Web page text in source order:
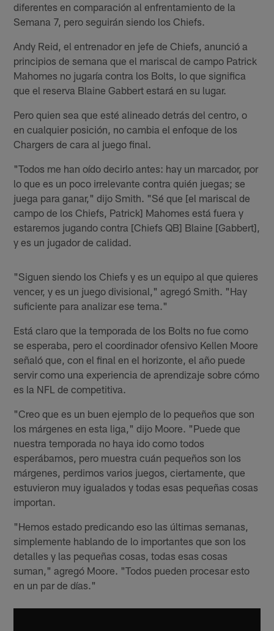
diferentes en comparación al enfrentamiento de la
Semana 7, pero seguirán siendo los Chiefs.
Andy Reid, el entrenador en jefe de Chiefs, anunció a
principios de semana que el mariscal de campo Patrick
Mahomes no jugaría contra los Bolts, lo que significa
que el reserva Blaine Gabbert estará en su lugar.
Pero quien sea que esté alineado detrás del centro, o
en cualquier posición, no cambia el enfoque de los
Chargers de cara al juego final.
"Todos me han oído decirlo antes: hay un marcador, por
lo que es un poco irrelevante contra quién juegas; se
juega para ganar," dijo Smith. "Sé que [el mariscal de
campo de los Chiefs, Patrick] Mahomes está fuera y
estaremos jugando contra [Chiefs QB] Blaine [Gabbert],
y es un jugador de calidad.
"Siguen siendo los Chiefs y es un equipo al que quieres
vencer, y es un juego divisional," agregó Smith. "Hay
suficiente para analizar ese tema."
Está claro que la temporada de los Bolts no fue como
se esperaba, pero el coordinador ofensivo Kellen Moore
señaló que, con el final en el horizonte, el año puede
servir como una experiencia de aprendizaje sobre cómo
es la NFL de competitiva.
"Creo que es un buen ejemplo de lo pequeños que son
los márgenes en esta liga," dijo Moore. "Puede que
nuestra temporada no haya ido como todos
esperábamos, pero muestra cuán pequeños son los
márgenes, perdimos varios juegos, ciertamente, que
estuvieron muy igualados y todas esas pequeñas cosas
importan.
"Hemos estado predicando eso las últimas semanas,
simplemente hablando de lo importantes que son los
detalles y las pequeñas cosas, todas esas cosas
suman," agregó Moore. "Todos pueden procesar esto
en un par de días."